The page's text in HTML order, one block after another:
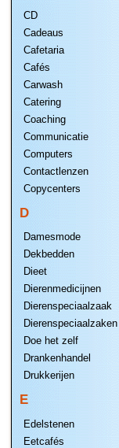
CD
Cadeaus
Cafetaria
Cafés
Carwash
Catering
Coaching
Communicatie
Computers
Contactlenzen
Copycenters
D
Damesmode
Dekbedden
Dieet
Dierenmedicijnen
Dierenspeciaalzaak
Dierenspeciaalzaken
Doe het zelf
Drankenhandel
Drukkerijen
E
Edelstenen
Eetcafés